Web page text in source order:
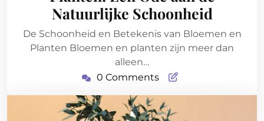
Natuurlijke Schoonheid
De Schoonheid en Betekenis van Bloemen en
Planten Bloemen en planten zijn meer dan
alleen…
0 Comments